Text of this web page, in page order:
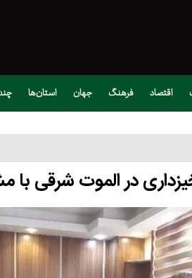
اقتصاد فرهنگ جهان استان‌ها
در الموت شرقی